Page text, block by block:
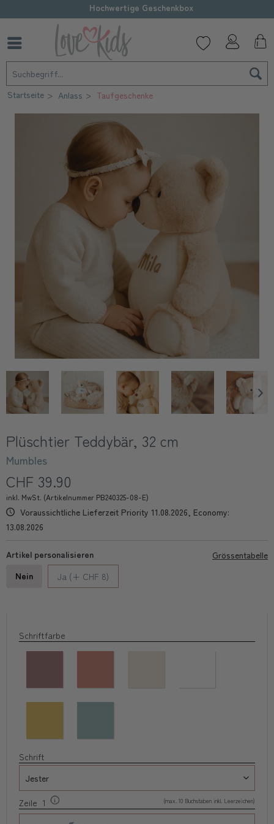
Hochwertige Geschenkbox
Startseite Anlass Taufgeschenke
Plüschtier Teddybär, 32 cm
Mumbles
CHF 39.90
inkl. MwSt. (Artikelnummer PB240325-08-E)
Voraussichtliche Lieferzeit Priority 11.08.2026, Economy:
13.08.2026
Grössentabelle
Artikel personalisieren
Nein
Ja (+ CHF 8)
Schriftfarbe
Schrift
Zeile 1 (max. 10 Buchstaben inkl. Leerzeichen)